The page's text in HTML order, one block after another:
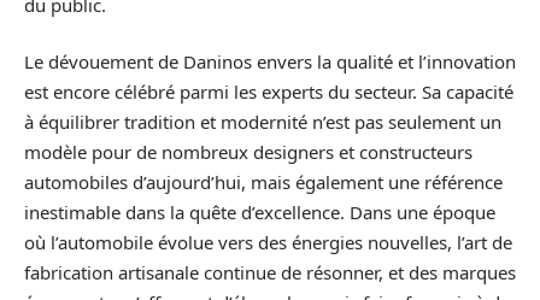
Le dévouement de Daninos envers la qualité et l’innovation
est encore célébré parmi les experts du secteur. Sa capacité
à équilibrer tradition et modernité n’est pas seulement un
modèle pour de nombreux designers et constructeurs
automobiles d’aujourd’hui, mais également une référence
inestimable dans la quête d’excellence. Dans une époque
où l’automobile évolue vers des énergies nouvelles, l’art de
fabrication artisanale continue de résonner, et des marques